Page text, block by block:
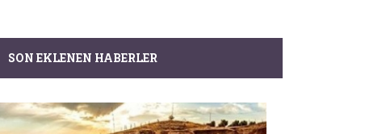
SON EKLENEN HABERLER